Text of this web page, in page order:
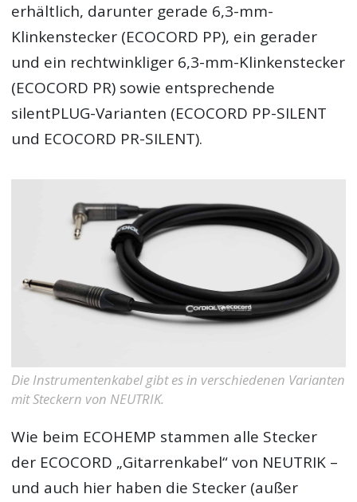
erhältlich, darunter gerade 6,3-mm-
Klinkenstecker (ECOCORD PP), ein gerader
und ein rechtwinkliger 6,3-mm-Klinkenstecker
(ECOCORD PR) sowie entsprechende
silentPLUG-Varianten (ECOCORD PP-SILENT
und ECOCORD PR-SILENT).
Die Instrumentenkabel gibt es in verschiedenen Varianten
mit Steckern von NEUTRIK.
Wie beim ECOHEMP stammen alle Stecker
der ECOCORD „Gitarrenkabel“ von NEUTRIK –
und auch hier haben die Stecker (außer